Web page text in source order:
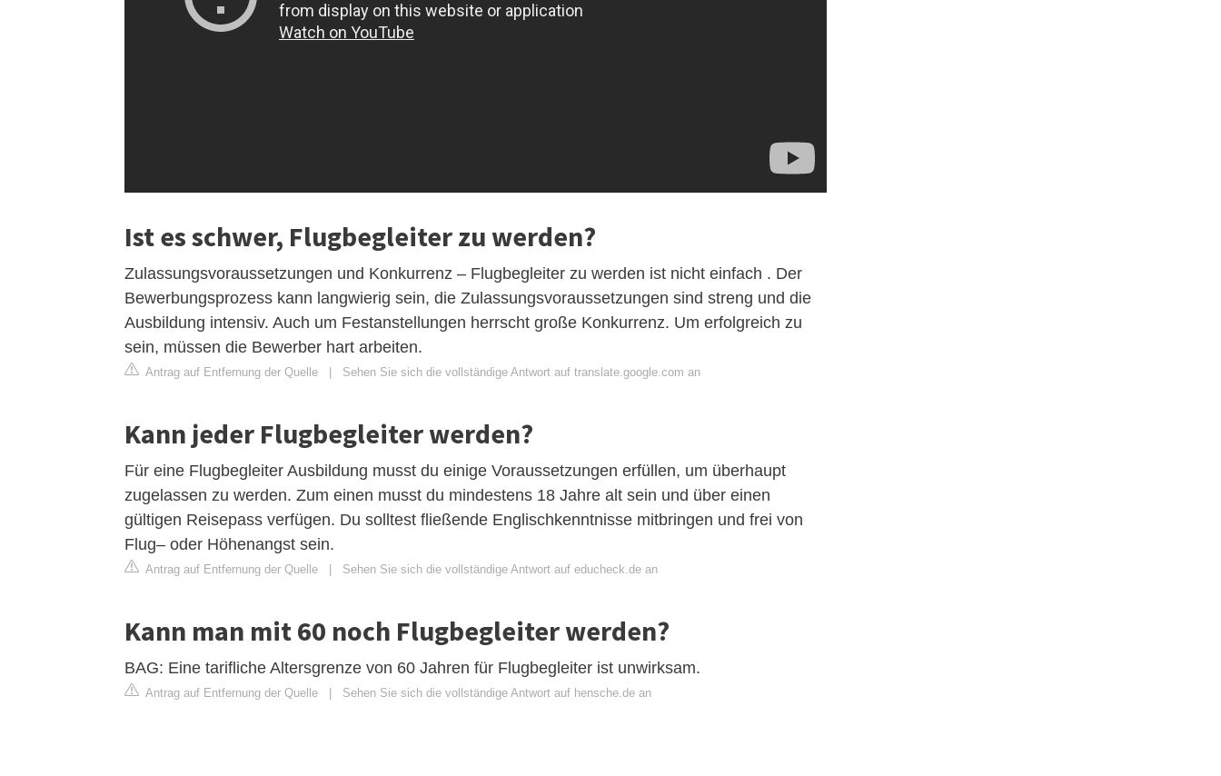
Ist es schwer, Flugbegleiter zu werden?
Zulassungsvoraussetzungen und Konkurrenz – Flugbegleiter zu werden ist nicht einfach . Der
Bewerbungsprozess kann langwierig sein, die Zulassungsvoraussetzungen sind streng und die
Ausbildung intensiv. Auch um Festanstellungen herrscht große Konkurrenz. Um erfolgreich zu
sein, müssen die Bewerber hart arbeiten.
Antrag auf Entfernung der Quelle | Sehen Sie sich die vollständige Antwort auf translate.google.com an
Kann jeder Flugbegleiter werden?
Für eine Flugbegleiter Ausbildung musst du einige Voraussetzungen erfüllen, um überhaupt
zugelassen zu werden. Zum einen musst du mindestens 18 Jahre alt sein und über einen
gültigen Reisepass verfügen. Du solltest fließende Englischkenntnisse mitbringen und frei von
Flug– oder Höhenangst sein.
Antrag auf Entfernung der Quelle | Sehen Sie sich die vollständige Antwort auf educheck.de an
Kann man mit 60 noch Flugbegleiter werden?
BAG: Eine tarifliche Altersgrenze von 60 Jahren für Flugbegleiter ist unwirksam.
Antrag auf Entfernung der Quelle | Sehen Sie sich die vollständige Antwort auf hensche.de an